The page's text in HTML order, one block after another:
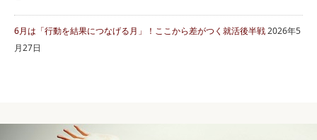
6月は「行動を結果につなげる月」！ここから差がつく就活後半戦2026年5
月27日